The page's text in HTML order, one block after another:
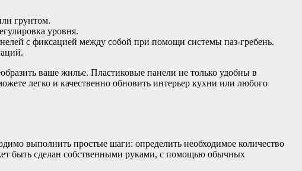
грунтом.
уровня.
с фиксацией между собой при помощи системы паз-гребень.
ваше жилье. Пластиковые панели не только удобны в
легко и качественно обновить интерьер кухни или любого
выполнить простые шаги: определить необходимое количество
быть сделан собственными руками, с помощью обычных